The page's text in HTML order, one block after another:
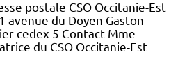
postale CSO Occitanie-Est
avenue du Doyen Gaston
cedex 5 Contact Mme
du CSO Occitanie-Est